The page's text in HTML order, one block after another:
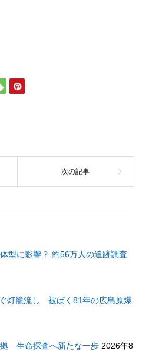
型に影響？ 約56万人の追跡調査
灯籠流し 被ばく81年の広島原爆
生命探査へ新たな一歩 2026年8